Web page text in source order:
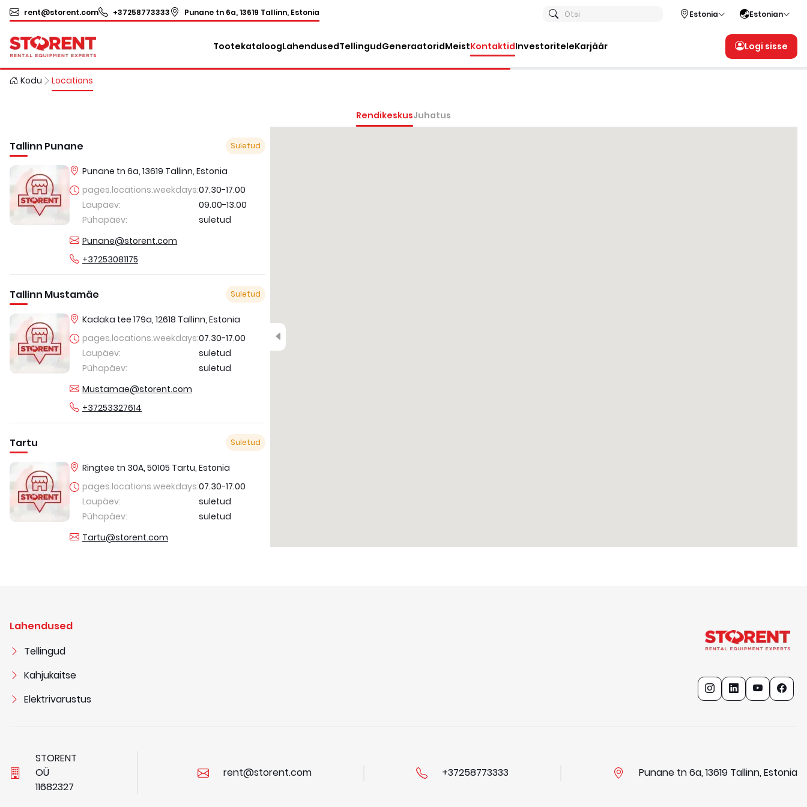
rent@storent.com +37258773333 Punane tn 6a, 13619 Tallinn, Estonia Otsi Estonia Estonian
TootekataloogLahendusedTellingudGeneraatoridMeistKontaktidInvestoriteleKarjäär Logi sisse
Kodu Locations
RendikeskusJuhatus
Tallinn Punane Suletud
Punane tn 6a, 13619 Tallinn, Estonia
pages.locations.weekdays:07.30-17.00
Laupäev: 09.00-13.00
Pühapäev:
suletud
Punane@storent.com
+37253081175
Tallinn Mustamäe Suletud
Kadaka tee 179a, 12618 Tallinn, Estonia
pages.locations.weekdays:07.30-17.00
Laupäev:
suletud
Pühapäev:
suletud
Mustamae@storent.com
+37253327614
Tartu Suletud
Ringtee tn 30A, 50105 Tartu, Estonia
pages.locations.weekdays:07.30-17.00
Laupäev:
suletud
Pühapäev:
suletud
Tartu@storent.com
+37259181060
Lahendused
Tellingud
Kahjukaitse
Elektrivarustus
STORENT
OÜ
11682327
rent@storent.com +37258773333 Punane tn 6a, 13619 Tallinn, Estonia